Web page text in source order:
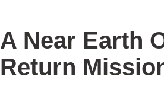
A Near Earth
Return